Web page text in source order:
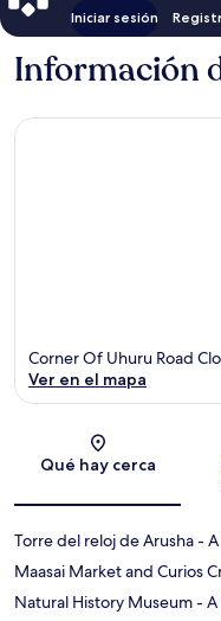
Iniciar sesión
Información
Corner Of Uhuru Road
Ver en el mapa
Qué hay cerca
Torre del reloj de Arusha-
Maasai Market and Curios
Natural History Museum- A